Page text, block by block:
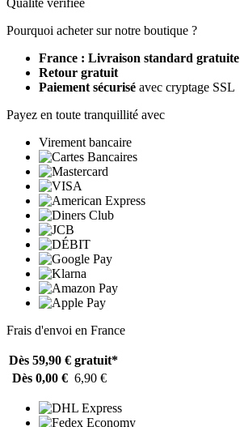
Pourquoi acheter sur notre boutique ?
France : Livraison standard gratuite
Retour gratuit
Paiement sécurisé avec cryptage SSL
Payez en toute tranquillité avec
Virement bancaire
Frais d'envoi en France
Dès 59,90 € gratuit*
Dès 0,00 € 6,90 €